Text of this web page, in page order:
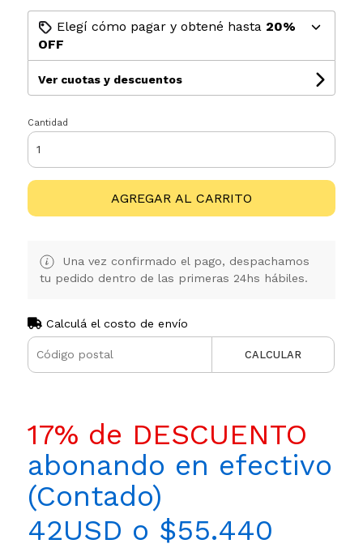
Elegí cómo pagar y obtené hasta 20%
OFF
Ver cuotas y descuentos
Cantidad
AGREGAR AL CARRITO
Una vez confirmado el pago, despachamos
tu pedido dentro de las primeras 24hs hábiles.
Calculá el costo de envío
CALCULAR
17% de DESCUENTO
abonando en efectivo
(Contado)
42USD o $55.440